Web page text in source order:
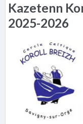
Kazetenn
2025-2026